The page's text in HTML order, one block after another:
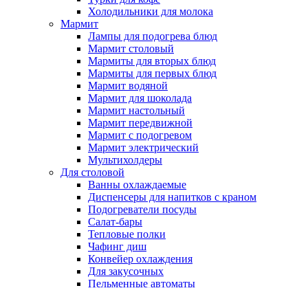
Холодильники для молока
Мармит
Лампы для подогрева блюд
Мармит столовый
Мармиты для вторых блюд
Мармиты для первых блюд
Мармит водяной
Мармит для шоколада
Мармит настольный
Мармит передвижной
Мармит с подогревом
Мармит электрический
Мультихолдеры
Для столовой
Ванны охлаждаемые
Диспенсеры для напитков с краном
Подогреватели посуды
Салат-бары
Тепловые полки
Чафинг диш
Конвейер охлаждения
Для закусочных
Пельменные автоматы